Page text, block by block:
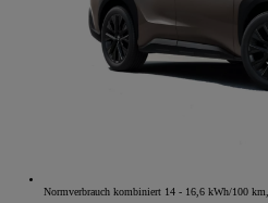
Normverbrauch kombiniert 14 - 16,6 kWh/100